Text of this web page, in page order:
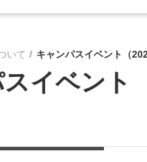
工学院大学の教育
先進工学部
工学部
大学院 工学研究科
いて キャンパスイベント（
イベント